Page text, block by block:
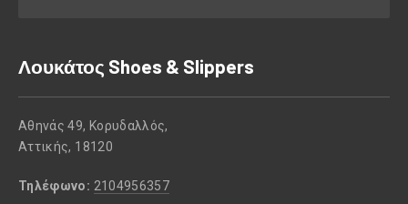
Λουκάτος Shoes & Slippers
Αθηνάς 49, Κορυδαλλός,
Αττικής, 18120
Τηλέφωνο: 2104956357